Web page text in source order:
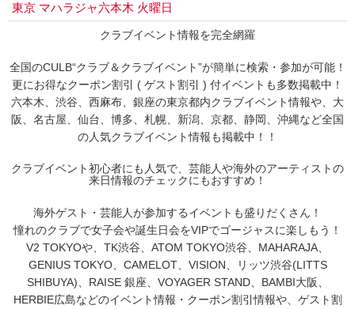
東京 マハラジャ六本木 火曜日
クラブイベント情報を完全網羅
全国のCULB“クラブ＆クラブイベント”が簡単に検索・参加が可能！
更にお得なクーポン割引 ( ゲスト割引 ) 付イベントも多数掲載中！
六本木、渋谷、西麻布、銀座の東京都内クラブイベント情報や、大
阪、名古屋、仙台、博多、札幌、新潟、京都、静岡、沖縄など全国
の人気クラブイベント情報も掲載中！！
クラブイベント初心者にも人気で、芸能人や海外のアーティストの
来日情報のチェックにもおすすめ！
海外ゲスト・芸能人が参加するイベントも盛りだくさん！
憧れのクラブで女子会や誕生日会をVIPでゴージャスに楽しもう！
V2 TOKYOや、TK渋谷、ATOM TOKYO渋谷、MAHARAJA、
GENIUS TOKYO、CAMELOT、VISION、リッツ渋谷(LITTS
SHIBUYA)、RAISE 銀座、VOYAGER STAND、BAMBI大阪、
HERBIE広島などのイベント情報・クーポン割引情報や、ゲスト割